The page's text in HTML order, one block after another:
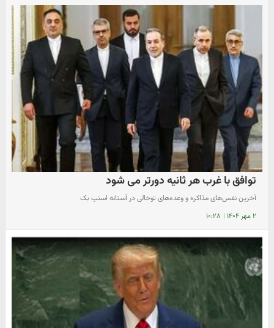
توافق با غرب هر ثانیه دورتر می شود
آخرین نفس‌های مذاکره و وعده‌های توخالی در آستانه اسنپ بک
۲ مهر ۱۴۰۴ | ۱۰:۲۸